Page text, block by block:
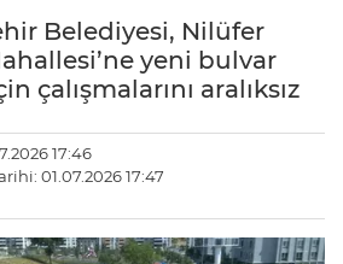
Belediyesi, Nilüfer
yeni bulvar
çalışmalarını aralıksız
17:46
01.07.2026 17:47